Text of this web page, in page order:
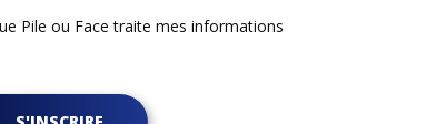
Pile ou Face traite mes informations